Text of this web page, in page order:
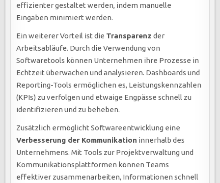
effizienter gestaltet werden, indem manuelle
Eingaben minimiert werden.
Ein weiterer Vorteil ist die Transparenz der
Arbeitsabläufe. Durch die Verwendung von
Softwaretools können Unternehmen ihre Prozesse in
Echtzeit überwachen und analysieren. Dashboards und
Reporting-Tools ermöglichen es, Leistungskennzahlen
(KPIs) zu verfolgen und etwaige Engpässe schnell zu
identifizieren und zu beheben.
Zusätzlich ermöglicht Softwareentwicklung eine
Verbesserung der Kommunikation innerhalb des
Unternehmens. Mit Tools zur Projektverwaltung und
Kommunikationsplattformen können Teams
effektiver zusammenarbeiten, Informationen schnell